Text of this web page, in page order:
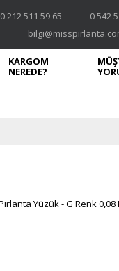
0 212 511 59 65
0 542
KARGOM
NEREDE?